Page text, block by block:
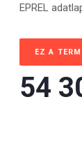
EPREL
EZ A
54